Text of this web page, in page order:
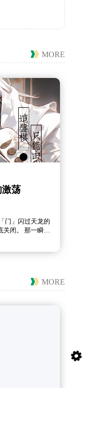
MORE
荡
门」闪过天龙的
关闭。 那一瞬
上的「仙
MORE